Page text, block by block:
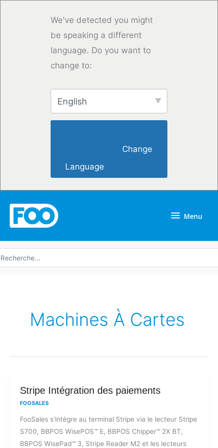
We've detected you might
be speaking a different
language. Do you want to
change to:
English
Language
Menu
Machines À Cartes
Stripe Intégration des paiements
FOOSALES
FooSales s'intègre au terminal Stripe via le lecteur Stripe
S700, BBPOS WisePOS™ E, BBPOS Chipper™ 2X BT,
BBPOS WisePad™ 3, Stripe Reader M2 et les lecteurs
Stripe
Intégration